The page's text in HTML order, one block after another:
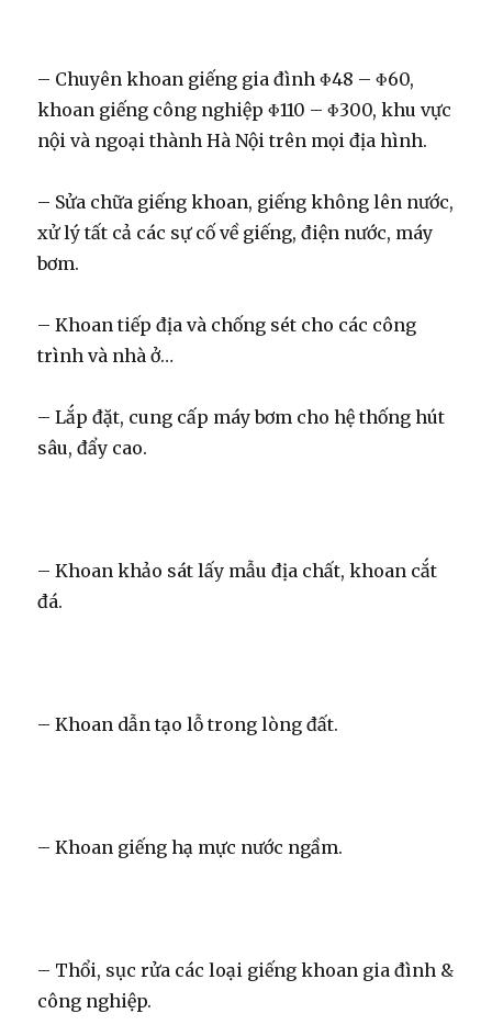
– Chuyên khoan giếng gia đình Φ48 – Φ60,
khoan giếng công nghiệp Φ110 – Φ300, khu vực
nội và ngoại thành Hà Nội trên mọi địa hình.
– Sửa chữa giếng khoan, giếng không lên nước,
xử lý tất cả các sự cố về giếng, điện nước, máy
bơm.
– Khoan tiếp địa và chống sét cho các công
trình và nhà ở…
– Lắp đặt, cung cấp máy bơm cho hệ thống hút
sâu, đẩy cao.
– Khoan khảo sát lấy mẫu địa chất, khoan cắt
đá.
– Khoan dẫn tạo lỗ trong lòng đất.
– Khoan giếng hạ mực nước ngầm.
– Thổi, sục rửa các loại giếng khoan gia đình &
công nghiệp.